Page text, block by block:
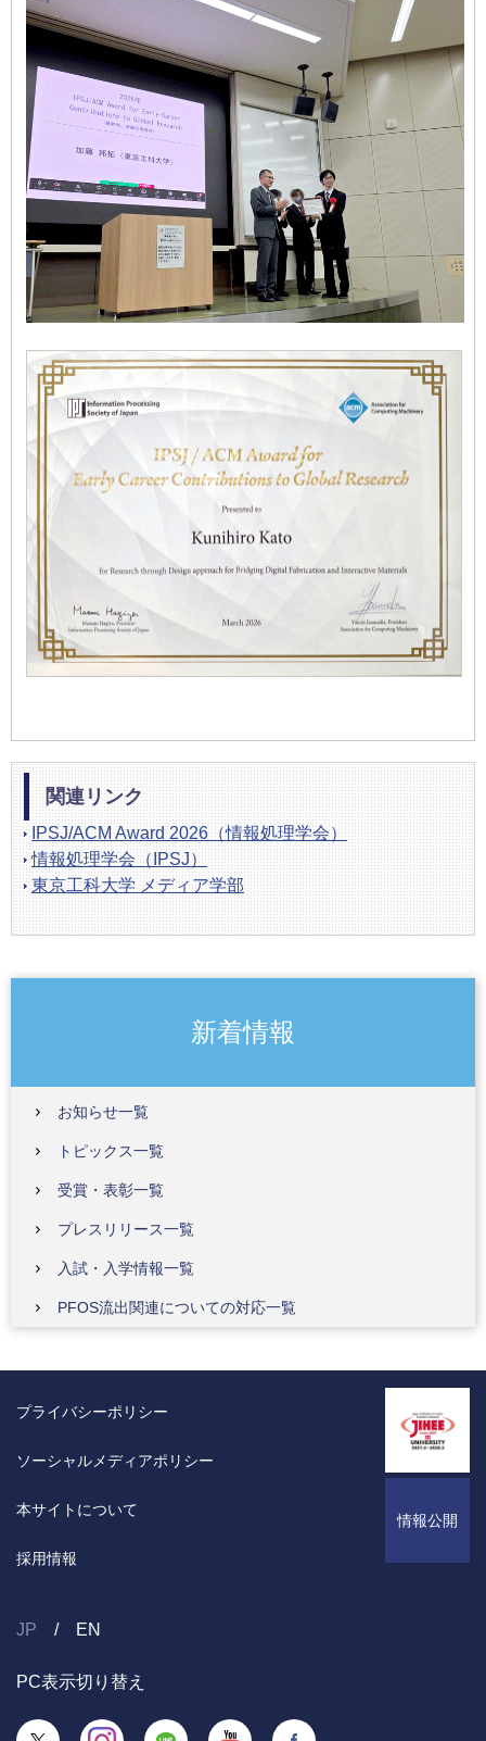
関連リンク
IPSJ/ACM Award 2026（情報処理学会）
情報処理学会（IPSJ）
東京工科大学 メディア学部
新着情報
お知らせ一覧
トピックス一覧
受賞・表彰一覧
プレスリリース一覧
入試・入学情報一覧
PFOS流出関連についての対応一覧
情報公開
プライバシーポリシー
ソーシャルメディアポリシー
本サイトについて
採用情報
JP EN
PC表示切り替え